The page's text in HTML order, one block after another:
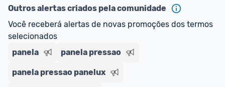
Outros alertas criados pela comunidade
Você receberá alertas de novas promoções dos termos
selecionados
panela
panela pressao
panela pressao panelux